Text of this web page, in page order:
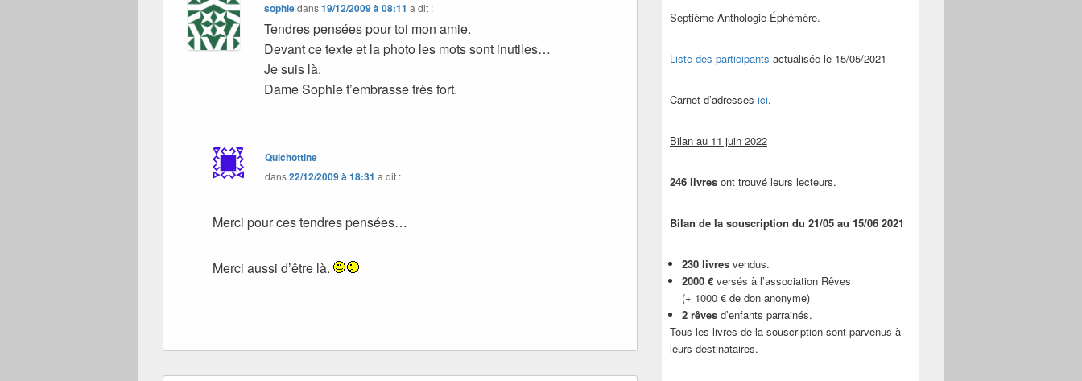
sophiedans19/12/2009 à 08:11 a dit :
Tendres pensées pour toi mon amie.
Devant ce texte et la photo les mots sont inutiles…
Je suis là.
Dame Sophie t’embrasse très fort.
Quichottine
dans22/12/2009 à 18:31 a dit :
Merci pour ces tendres pensées…
Merci aussi d’être là.
Septième Anthologie Éphémère.
Liste des participants actualisée le 15/05/2021
Carnet d’adresses ici.
Bilan au 11 juin 2022
246 livres ont trouvé leurs lecteurs.
Bilan de la souscription du 21/05 au 15/06 2021
230 livres vendus.
2000 € versés à l’association Rêves
(+ 1000 € de don anonyme)
2 rêves d’enfants parrainés.
Tous les livres de la souscription sont parvenus à
leurs destinataires.